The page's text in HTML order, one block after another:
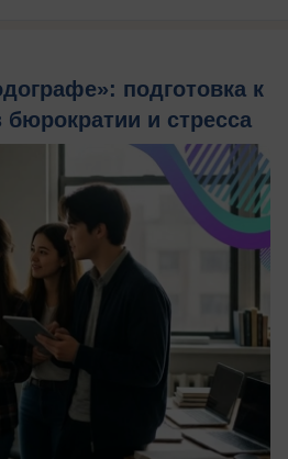
подготовка к
и стресса